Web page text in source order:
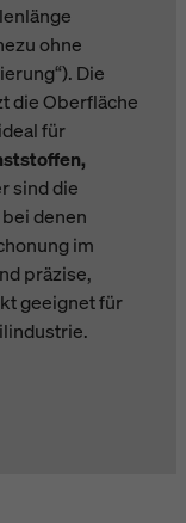
ohne
Die
die Oberfläche
für
sind die
denen
im
präzise,
geeignet für